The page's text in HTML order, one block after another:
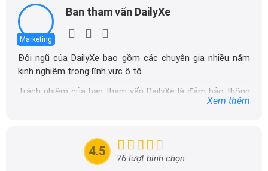
Khi đi mua xe, có rất nhiều vấn đề khiến người mua quan tâm,
ngoài việc chọn xe hợp tuổi thì nhiều người còn đặc biệt chú ý tới
Biển Số Xe. Nữ Nhâm Thân có
số như6, 7, 8. Vì thế, trong Biển Số Xe của bạn khi có sự xuất
hiện thật nhiều các con số đó là một điều may mắn cho bạn,
chiếc xe ít bị hỏng vặt cũng như vận hành suôn sẻ đồng thời thúc
Hy vọng với những chia sẻ mà DailyXe mang tới trong bài viết